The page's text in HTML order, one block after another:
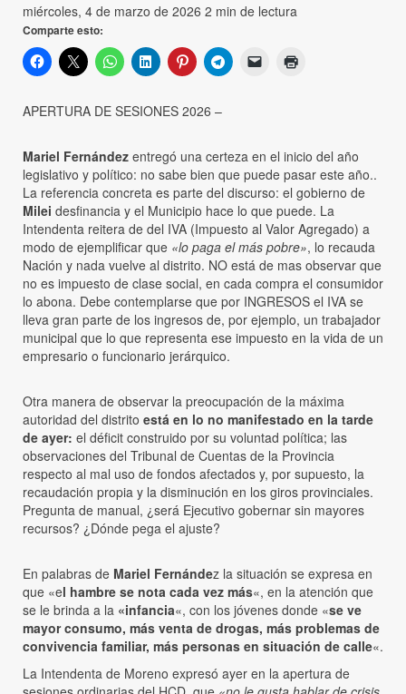
miércoles, 4 de marzo de 2026 2 min de lectura
Comparte esto:
APERTURA DE SESIONES 2026 –
Mariel Fernández entregó una certeza en el inicio del año
legislativo y político: no sabe bien que puede pasar este año..
La referencia concreta es parte del discurso: el gobierno de
Milei desfinancia y el Municipio hace lo que puede. La
Intendenta reitera de del IVA (Impuesto al Valor Agregado) a
modo de ejemplificar que «lo paga el más pobre», lo recauda
Nación y nada vuelve al distrito. NO está de mas observar que
no es impuesto de clase social, en cada compra el consumidor
lo abona. Debe contemplarse que por INGRESOS el IVA se
lleva gran parte de los ingresos de, por ejemplo, un trabajador
municipal que lo que representa ese impuesto en la vida de un
empresario o funcionario jerárquico.
Otra manera de observar la preocupación de la máxima
autoridad del distrito está en lo no manifestado en la tarde
de ayer: el déficit construido por su voluntad política; las
observaciones del Tribunal de Cuentas de la Provincia
respecto al mal uso de fondos afectados y, por supuesto, la
recaudación propia y la disminución en los giros provinciales.
Pregunta de manual, ¿será Ejecutivo gobernar sin mayores
recursos? ¿Dónde pega el ajuste?
En palabras de Mariel Fernández la situación se expresa en
que «el hambre se nota cada vez más«, en la atención que
se le brinda a la «infancia«, con los jóvenes donde «se ve
mayor consumo, más venta de drogas, más problemas de
convivencia familiar, más personas en situación de calle«.
La Intendenta de Moreno expresó ayer en la apertura de